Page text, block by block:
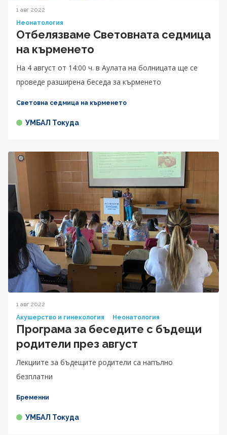
1 авг 2022
Неонатология
Отбелязваме Световната седмица
на кърменето
На 4 август от 14:00 ч. в Аулата на болницата ще се
проведе разширена беседа за кърменето
Световна седмица на кърменето
УМБАЛ Токуда
1 авг 2022
Акушерство и гинекология
Неонатология
Програма за беседите с бъдещи
родители през август
Лекциите за бъдещите родители са напълно
безплатни
Бременни
УМБАЛ Токуда